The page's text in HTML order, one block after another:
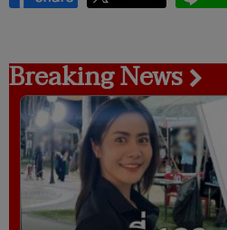
Breaking News